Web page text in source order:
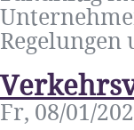
Fr, 08/01/